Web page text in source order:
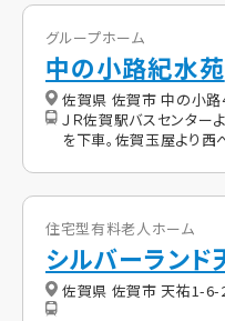
グループホーム
中の小路紀水苑
佐賀県 佐賀市 中の小
ＪＲ佐賀駅バスセンター
を下車。佐賀玉屋より西
住宅型有料老人ホーム
シルバーランド
佐賀県 佐賀市 天祐1-6-